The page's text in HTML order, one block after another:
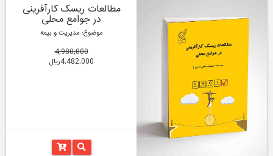
مطالعات ریسک کارآفرینی
در جوامع محلی
موضوع: مدیریت و بیمه
4,980,000
4,482,000ریال